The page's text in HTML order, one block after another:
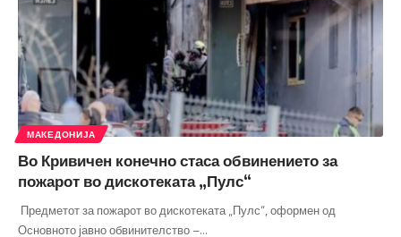
МАКЕДОНИЈА
Во Кривичен конечно стаса обвинението за
пожарот во дискотеката „Пулс“
Предметот за пожарот во дискотеката „Пулс“, оформен од
Основното јавно обвинителство –…